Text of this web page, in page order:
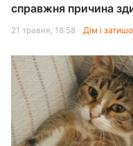
справжня причина
21 травня, 18:58 Дім і